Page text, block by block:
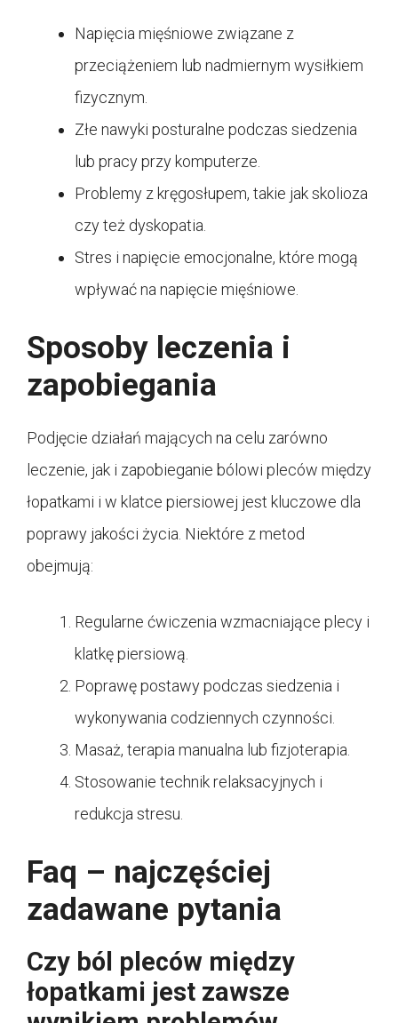
Napięcia mięśniowe związane z
przeciążeniem lub nadmiernym wysiłkiem
fizycznym.
Złe nawyki posturalne podczas siedzenia
lub pracy przy komputerze.
Problemy z kręgosłupem, takie jak skolioza
czy też dyskopatia.
Stres i napięcie emocjonalne, które mogą
wpływać na napięcie mięśniowe.
Sposoby leczenia i
zapobiegania
Podjęcie działań mających na celu zarówno
leczenie, jak i zapobieganie bólowi pleców między
łopatkami i w klatce piersiowej jest kluczowe dla
poprawy jakości życia. Niektóre z metod
obejmują:
Regularne ćwiczenia wzmacniające plecy i
klatkę piersiową.
Poprawę postawy podczas siedzenia i
wykonywania codziennych czynności.
Masaż, terapia manualna lub fizjoterapia.
Stosowanie technik relaksacyjnych i
redukcja stresu.
Faq – najczęściej
zadawane pytania
Czy ból pleców między
łopatkami jest zawsze